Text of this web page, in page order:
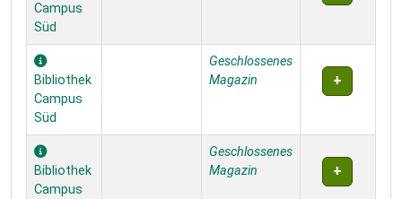
Campus
Süd
Bibliothek
Campus
Süd
Geschlossenes
Magazin
Bibliothek
Campus
Geschlossenes
Magazin